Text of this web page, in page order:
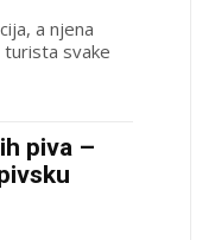
a njena
turista svake
piva –